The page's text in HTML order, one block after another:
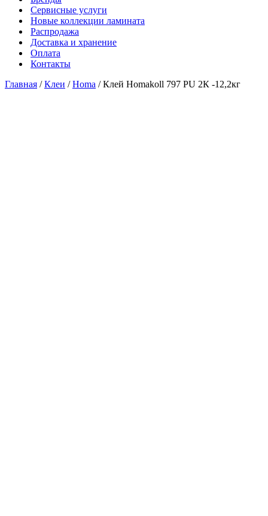
Сервисные услуги
Новые коллекции ламината
Распродажа
Доставка и хранение
Оплата
Контакты
Главная /Клеи /Homa / Клей Homakoll 797 PU 2К -12,2кг